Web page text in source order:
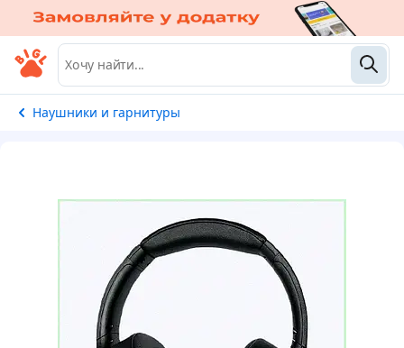
Наушники и гарнитуры